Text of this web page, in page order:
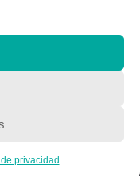
privacidad